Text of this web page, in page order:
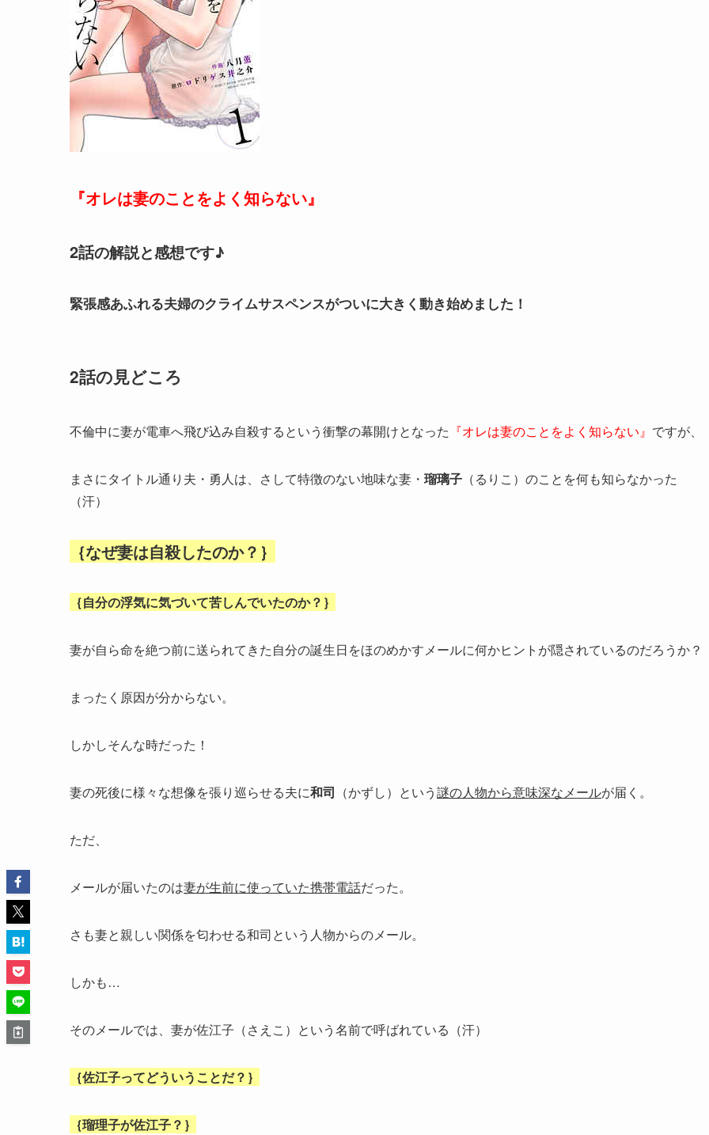
『オレは妻のことをよく知らない』
2話の解説と感想です♪
緊張感あふれる夫婦のクライムサスペンスがついに大きく動き始めました！
2話の見どころ
不倫中に妻が電車へ飛び込み自殺するという衝撃の幕開けとなった 『オレは妻のことをよく知らない』 ですが、
まさにタイトル通り夫・勇人は、さして特徴のない地味な妻・ 瑠璃子 （るりこ）のことを何も知らなかった
（汗）
｛なぜ妻は自殺したのか？｝
｛自分の浮気に気づいて苦しんでいたのか？｝
妻が自ら命を絶つ前に送られてきた自分の誕生日をほのめかすメールに何かヒントが隠されているのだろうか？
まったく原因が分からない。
しかしそんな時だった！
妻の死後に様々な想像を張り巡らせる夫に和司 （かずし）という謎の人物から意味深なメールが届く。
ただ、
メールが届いたのは妻が生前に使っていた携帯電話だった。
さも妻と親しい関係を匂わせる和司という人物からのメール。
しかも…
そのメールでは、妻が佐江子（さえこ）という名前で呼ばれている（汗）
｛佐江子ってどういうことだ？｝
｛瑠理子が佐江子？｝